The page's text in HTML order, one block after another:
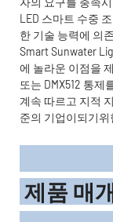
LED 스마트 수중
한 기술 능력에 의
Smart Sunwater
에 놀라운 이점을
또는 DMX512 통
계속 따르고 지적
준의 기업이되기
제품 매